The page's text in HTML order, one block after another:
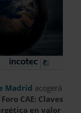
Madrid acogerá
Foro CAE: Claves
en valor